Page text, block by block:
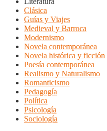
Clásica
Guías y Viajes
Medieval y Barroca
Modernismo
Novela contemporánea
Novela histórica y ficción
Poesía contemporánea
Realismo y Naturalismo
Romanticismo
Pedagogía
Política
Psicología
Sociología